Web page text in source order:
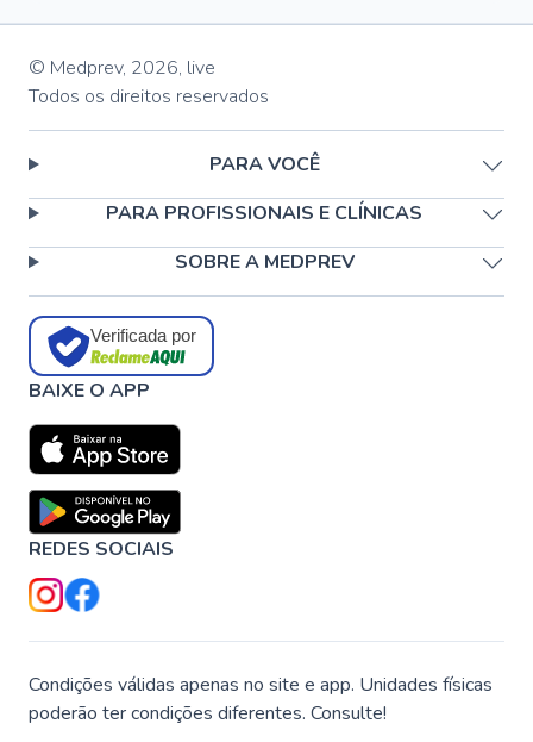
© Medprev, 2026, live
Todos os direitos reservados
PARA VOCÊ
PARA PROFISSIONAIS E CLÍNICAS
SOBRE A MEDPREV
Verificada por
BAIXE O APP
REDES SOCIAIS
Condições válidas apenas no site e app. Unidades físicas
poderão ter condições diferentes. Consulte!